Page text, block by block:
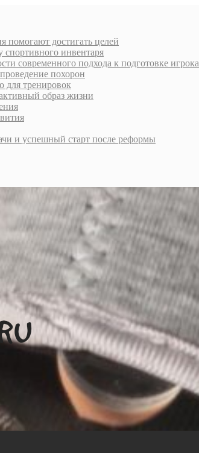
помогают достигать целей
инвентаря
современного подхода к подготовке игрока
похорон
для тренировок
образ жизни
и успешный старт после реформы